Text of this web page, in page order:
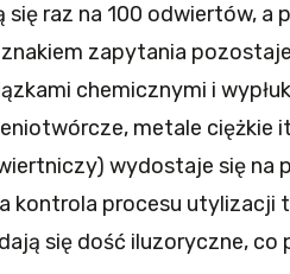
raz na 100 odwiertów, a
zapytania
chemicznymi i
metale ciężkie
wydostaje się na
kontrola procesu utylizacji
się dość iluzoryczne, co